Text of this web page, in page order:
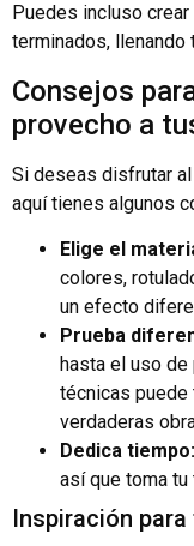
Puedes incluso
terminados, llenando
Consejos
provecho a
Si deseas disfrutar
aquí tienes algunos
Elige el
colores,
un efecto
Prueba
hasta el uso
técnicas puede
verdaderas
Dedica tiempo:
así que toma
Inspiración